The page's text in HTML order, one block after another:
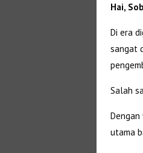
Hai,
Di era
sangat
Salah
utama